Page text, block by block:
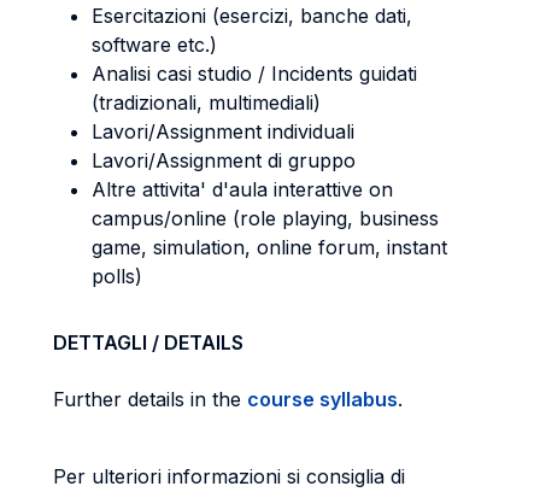
Esercitazioni (esercizi, banche dati,
software etc.)
Analisi casi studio / Incidents guidati
(tradizionali, multimediali)
Lavori/Assignment individuali
Lavori/Assignment di gruppo
Altre attivita' d'aula interattive on
campus/online (role playing, business
game, simulation, online forum, instant
polls)
DETTAGLI / DETAILS
Further details in the course syllabus.
Per ulteriori informazioni si consiglia di